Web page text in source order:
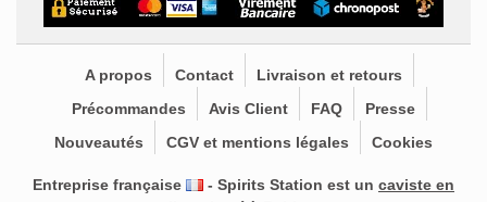
A propos Contact
Livraison et retours
Précommandes
Avis Client FAQ
Presse
Nouveautés
CGV et mentions légales Cookies
Entreprise française - Spirits Station est un caviste en